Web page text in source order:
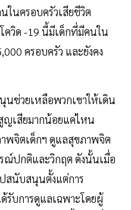
ในครอบครัวเสียชีวิต
วิด -19 นี้มีเด็กที่มีคนใน
ครอบครัว และยังคง
นช่วยเหลือพวกเขาให้เดิน
ญเสียมากน้อยแค่ไหน
พจิตเด็กฯ ดูแลสุขภาพจิต
ณ์ปกติและวิกฤต ดังนั้นเมื่อ
ปสนับสนุนตั้งแต่การ
รับการดูแลเฉพาะโดยผู้